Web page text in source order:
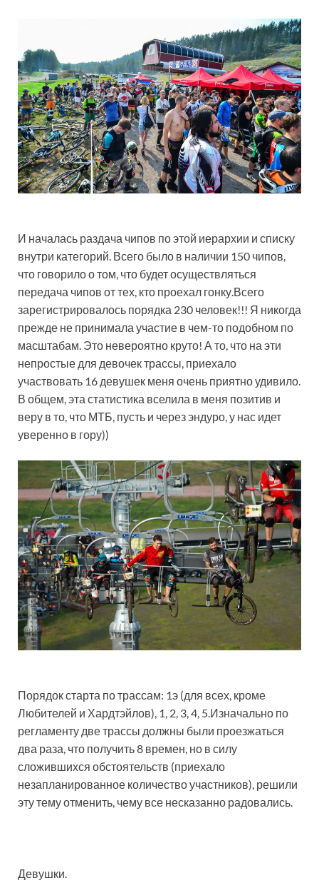
И началась раздача чипов по этой иерархии и списку
внутри категорий. Всего было в наличии 150 чипов,
что говорило о том, что будет осуществляться
передача чипов от тех, кто проехал гонку.Всего
зарегистрировалось порядка 230 человек!!! Я никогда
прежде не принимала участие в чем-то подобном по
масштабам. Это невероятно круто! А то, что на эти
непростые для девочек трассы, приехало
участвовать 16 девушек меня очень приятно удивило.
В общем, эта статистика вселила в меня позитив и
веру в то, что МТБ, пусть и через эндуро, у нас идет
уверенно в гору))
Порядок старта по трассам: 1э (для всех, кроме
Любителей и Хардтэйлов), 1, 2, 3, 4, 5.Изначально по
регламенту две трассы должны были проезжаться
два раза, что получить 8 времен, но в силу
сложившихся обстоятельств (приехало
незапланированное количество участников), решили
эту тему отменить, чему все несказанно радовались.
Девушки.